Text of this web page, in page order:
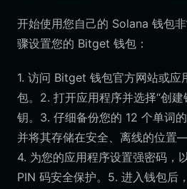
开始使用您自己的 Solana 钱包
骤设置您的 Bitget 钱包：
1. 访问 Bitget 钱包官方网站或
包。2. 打开应用程序并选择“创
钥。3. 仔细备份您的 12 个单词
并将其存储在安全、离线的位置
4. 为您的应用程序设置强密码，
PIN 码安全保护。5. 进入钱包后